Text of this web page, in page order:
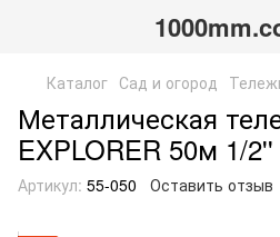
Каталог Сад и огород
Металлическая
EXPLORER 50м 1/
Артикул: 55-050 Оставить отзыв